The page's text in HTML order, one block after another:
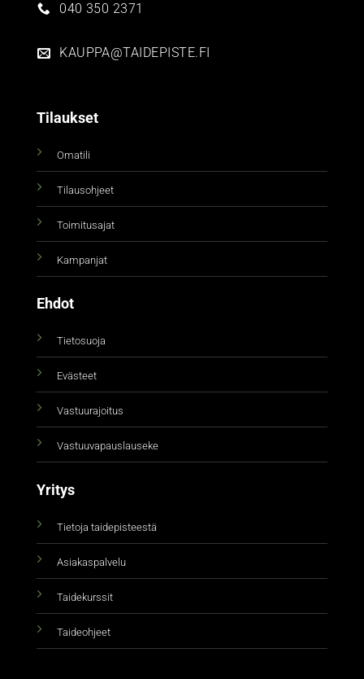
040 350 2371
KAUPPA@TAIDEPISTE.FI
Tilaukset
Omatili
Tilausohjeet
Toimitusajat
Kampanjat
Ehdot
Tietosuoja
Evästeet
Vastuurajoitus
Vastuuvapauslauseke
Yritys
Tietoja taidepisteestä
Asiakaspalvelu
Taidekurssit
Taideohjeet